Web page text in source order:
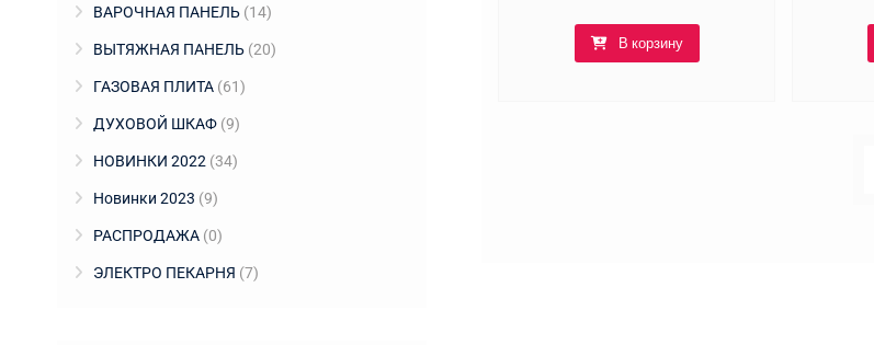
В корзину
ВАРОЧНАЯ ПАНЕЛЬ (14)
ВЫТЯЖНАЯ ПАНЕЛЬ (20)
ГАЗОВАЯ ПЛИТА (61)
ДУХОВОЙ ШКАФ (9)
НОВИНКИ 2022 (34)
Новинки 2023 (9)
РАСПРОДАЖА (0)
ЭЛЕКТРО ПЕКАРНЯ (7)